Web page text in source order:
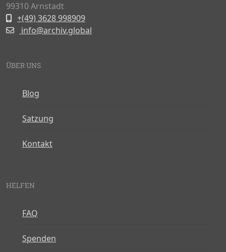
99310 Arnstadt
+(49) 3628 998909
info@archiv.global
ÜBER UNS
Blog
Satzung
Kontakt
HELFEN
FAQ
Spenden